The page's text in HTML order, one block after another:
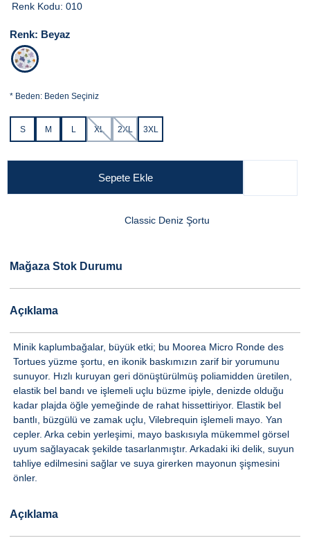
Renk Kodu: 010
Renk: Beyaz
* Beden: Beden Seçiniz
S M L XL 2XL 3XL
Sepete Ekle
Classic Deniz Şortu
Mağaza Stok Durumu
Açıklama
Minik kaplumbağalar, büyük etki; bu Moorea Micro Ronde des
Tortues yüzme şortu, en ikonik baskımızın zarif bir yorumunu
sunuyor. Hızlı kuruyan geri dönüştürülmüş poliamidden üretilen,
elastik bel bandı ve işlemeli uçlu büzme ipiyle, denizde olduğu
kadar plajda öğle yemeğinde de rahat hissettiriyor. Elastik bel
bantlı, büzgülü ve zamak uçlu, Vilebrequin işlemeli mayo. Yan
cepler. Arka cebin yerleşimi, mayo baskısıyla mükemmel görsel
uyum sağlayacak şekilde tasarlanmıştır. Arkadaki iki delik, suyun
tahliye edilmesini sağlar ve suya girerken mayonun şişmesini
önler.
Açıklama